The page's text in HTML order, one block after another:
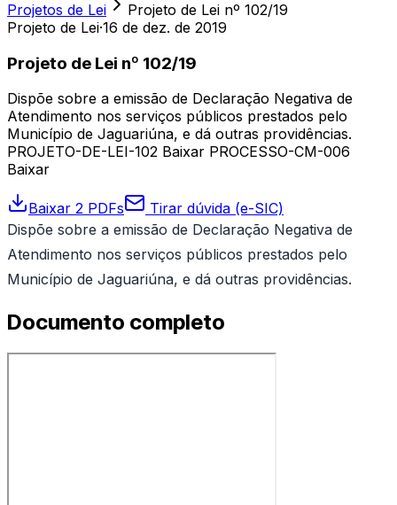
Projetos de Lei
Projeto de Lei nº 102/19
Projeto de Lei·16 de dez. de 2019
Projeto de Lei nº 102/19
Dispõe sobre a emissão de Declaração Negativa de
Atendimento nos serviços públicos prestados pelo
Município de Jaguariúna, e dá outras providências.
PROJETO-DE-LEI-102 Baixar PROCESSO-CM-006
Baixar
Baixar 2 PDFs
Tirar dúvida (e-SIC)
Dispõe sobre a emissão de Declaração Negativa de
Atendimento nos serviços públicos prestados pelo
Município de Jaguariúna, e dá outras providências.
Documento completo